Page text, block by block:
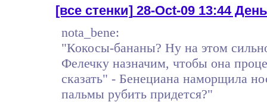
[все стенки]28-Oct-09 13:44
nota_bene:
"Кокосы-бананы? Ну на этом
Фелечку назначим, чтобы она
сказать" - Бенециана наморщила
пальмы рубить придется?"